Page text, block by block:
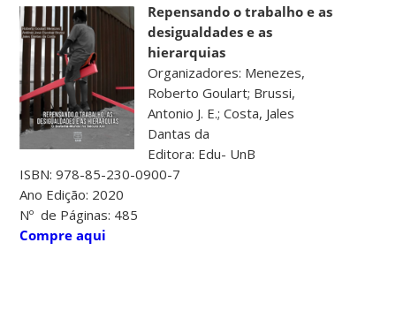
Repensando o trabalho e as
desigualdades e as
hierarquias
Organizadores: Menezes,
Roberto Goulart; Brussi,
Antonio J. E.; Costa, Jales
Dantas da
Editora: Edu- UnB
ISBN: 978-85-230-0900-7
Ano Edição: 2020
Nº de Páginas: 485
Compre aqui